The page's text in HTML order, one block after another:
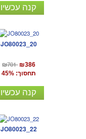
קנה עכשיו
JO80023_20
₪701 ₪386
תחסוך: 45%
קנה עכשיו
JO80023_22